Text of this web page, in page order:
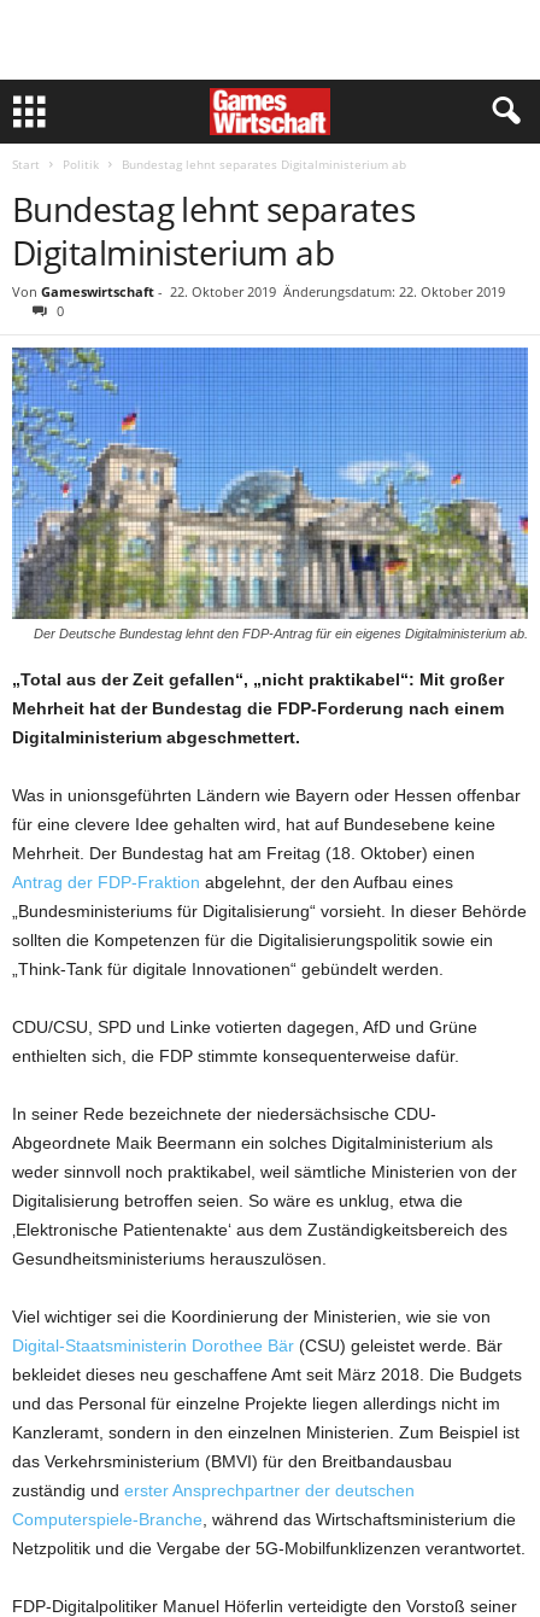
Start Politik Bundestag lehnt separates Digitalministerium ab
Bundestag lehnt separates
Digitalministerium ab
Von Gameswirtschaft - 22. Oktober 2019 Änderungsdatum: 22. Oktober 2019
0
Der Deutsche Bundestag lehnt den FDP-Antrag für ein eigenes Digitalministerium ab.
„Total aus der Zeit gefallen“, „nicht praktikabel“: Mit großer
Mehrheit hat der Bundestag die FDP-Forderung nach einem
Digitalministerium abgeschmettert.
Was in unionsgeführten Ländern wie Bayern oder Hessen offenbar
für eine clevere Idee gehalten wird, hat auf Bundesebene keine
Mehrheit. Der Bundestag hat am Freitag (18. Oktober) einen
Antrag der FDP-Fraktion abgelehnt, der den Aufbau eines
„Bundesministeriums für Digitalisierung“ vorsieht. In dieser Behörde
sollten die Kompetenzen für die Digitalisierungspolitik sowie ein
„Think-Tank für digitale Innovationen“ gebündelt werden.
CDU/CSU, SPD und Linke votierten dagegen, AfD und Grüne
enthielten sich, die FDP stimmte konsequenterweise dafür.
In seiner Rede bezeichnete der niedersächsische CDU-
Abgeordnete Maik Beermann ein solches Digitalministerium als
weder sinnvoll noch praktikabel, weil sämtliche Ministerien von der
Digitalisierung betroffen seien. So wäre es unklug, etwa die
‚Elektronische Patientenakte‘ aus dem Zuständigkeitsbereich des
Gesundheitsministeriums herauszulösen.
Viel wichtiger sei die Koordinierung der Ministerien, wie sie von
Digital-Staatsministerin Dorothee Bär (CSU) geleistet werde. Bär
bekleidet dieses neu geschaffene Amt seit März 2018. Die Budgets
und das Personal für einzelne Projekte liegen allerdings nicht im
Kanzleramt, sondern in den einzelnen Ministerien. Zum Beispiel ist
das Verkehrsministerium (BMVI) für den Breitbandausbau
zuständig und erster Ansprechpartner der deutschen
Computerspiele-Branche , während das Wirtschaftsministerium die
Netzpolitik und die Vergabe der 5G-Mobilfunklizenzen verantwortet.
FDP-Digitalpolitiker Manuel Höferlin verteidigte den Vorstoß seiner